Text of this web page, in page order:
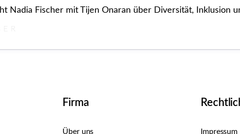
Nadia Fischer mit Tijen Onaran über Diversität, Inklusion
Firma
Über uns Impressum